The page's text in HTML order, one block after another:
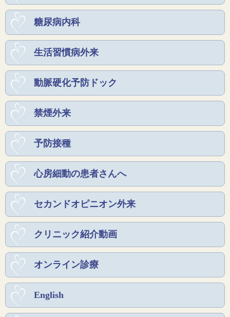
糖尿病内科
生活習慣病外来
動脈硬化予防ドック
禁煙外来
予防接種
心房細動の患者さんへ
セカンドオピニオン外来
クリニック紹介動画
オンライン診療
English